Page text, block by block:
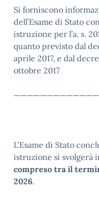
Si forniscono
dell’Esame di Stato
istruzione per l’a. s.
quanto previsto dal
aprile 2017, e dal
ottobre 2017
L’Esame di Stato
istruzione si svolgerà
compreso tra il
2026.